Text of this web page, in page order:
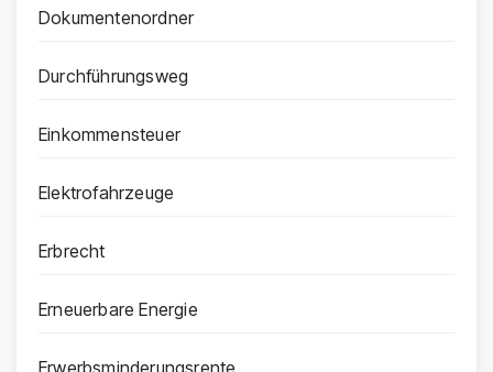
Dokumentenordner
Durchführungsweg
Einkommensteuer
Elektrofahrzeuge
Erbrecht
Erneuerbare Energie
Erwerbsminderungsrente